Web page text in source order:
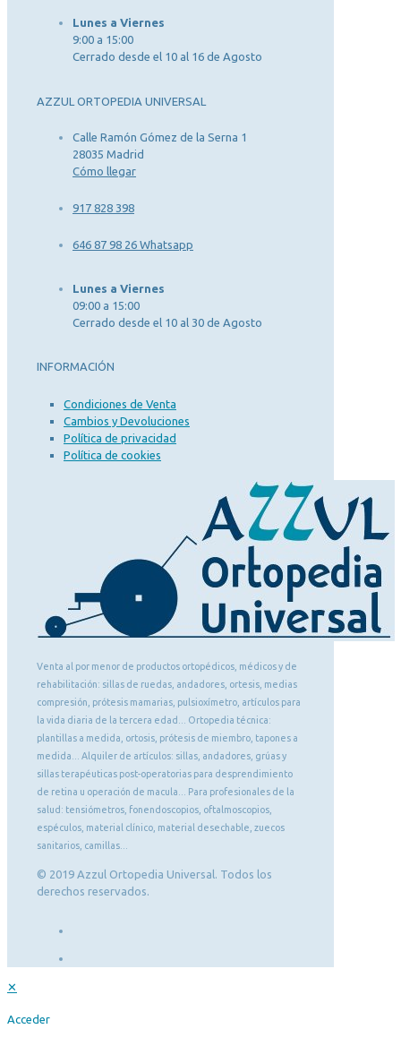
Lunes a Viernes
9:00 a 15:00
Cerrado desde el 10 al 16 de Agosto
AZZUL ORTOPEDIA UNIVERSAL
Calle Ramón Gómez de la Serna 1
28035 Madrid
Cómo llegar
917 828 398
646 87 98 26 Whatsapp
Lunes a Viernes
09:00 a 15:00
Cerrado desde el 10 al 30 de Agosto
INFORMACIÓN
Condiciones de Venta
Cambios y Devoluciones
Política de privacidad
Política de cookies
Venta al por menor de productos ortopédicos, médicos y de
rehabilitación: sillas de ruedas, andadores, ortesis, medias
compresión, prótesis mamarias, pulsioxímetro, artículos para
la vida diaria de la tercera edad... Ortopedia técnica:
plantillas a medida, ortosis, prótesis de miembro, tapones a
medida... Alquiler de artículos: sillas, andadores, grúas y
sillas terapéuticas post-operatorias para desprendimiento
de retina u operación de macula... Para profesionales de la
salud: tensiómetros, fonendoscopios, oftalmoscopios,
espéculos, material clínico, material desechable, zuecos
sanitarios, camillas...
© 2019 Azzul Ortopedia Universal. Todos los
derechos reservados.
✕
Acceder